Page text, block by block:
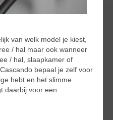
van welk model je kiest,
/ hal maar ook wanneer
/ hal, slaapkamer of
bepaal je zelf voor
hebt en het slimme
daarbij voor een